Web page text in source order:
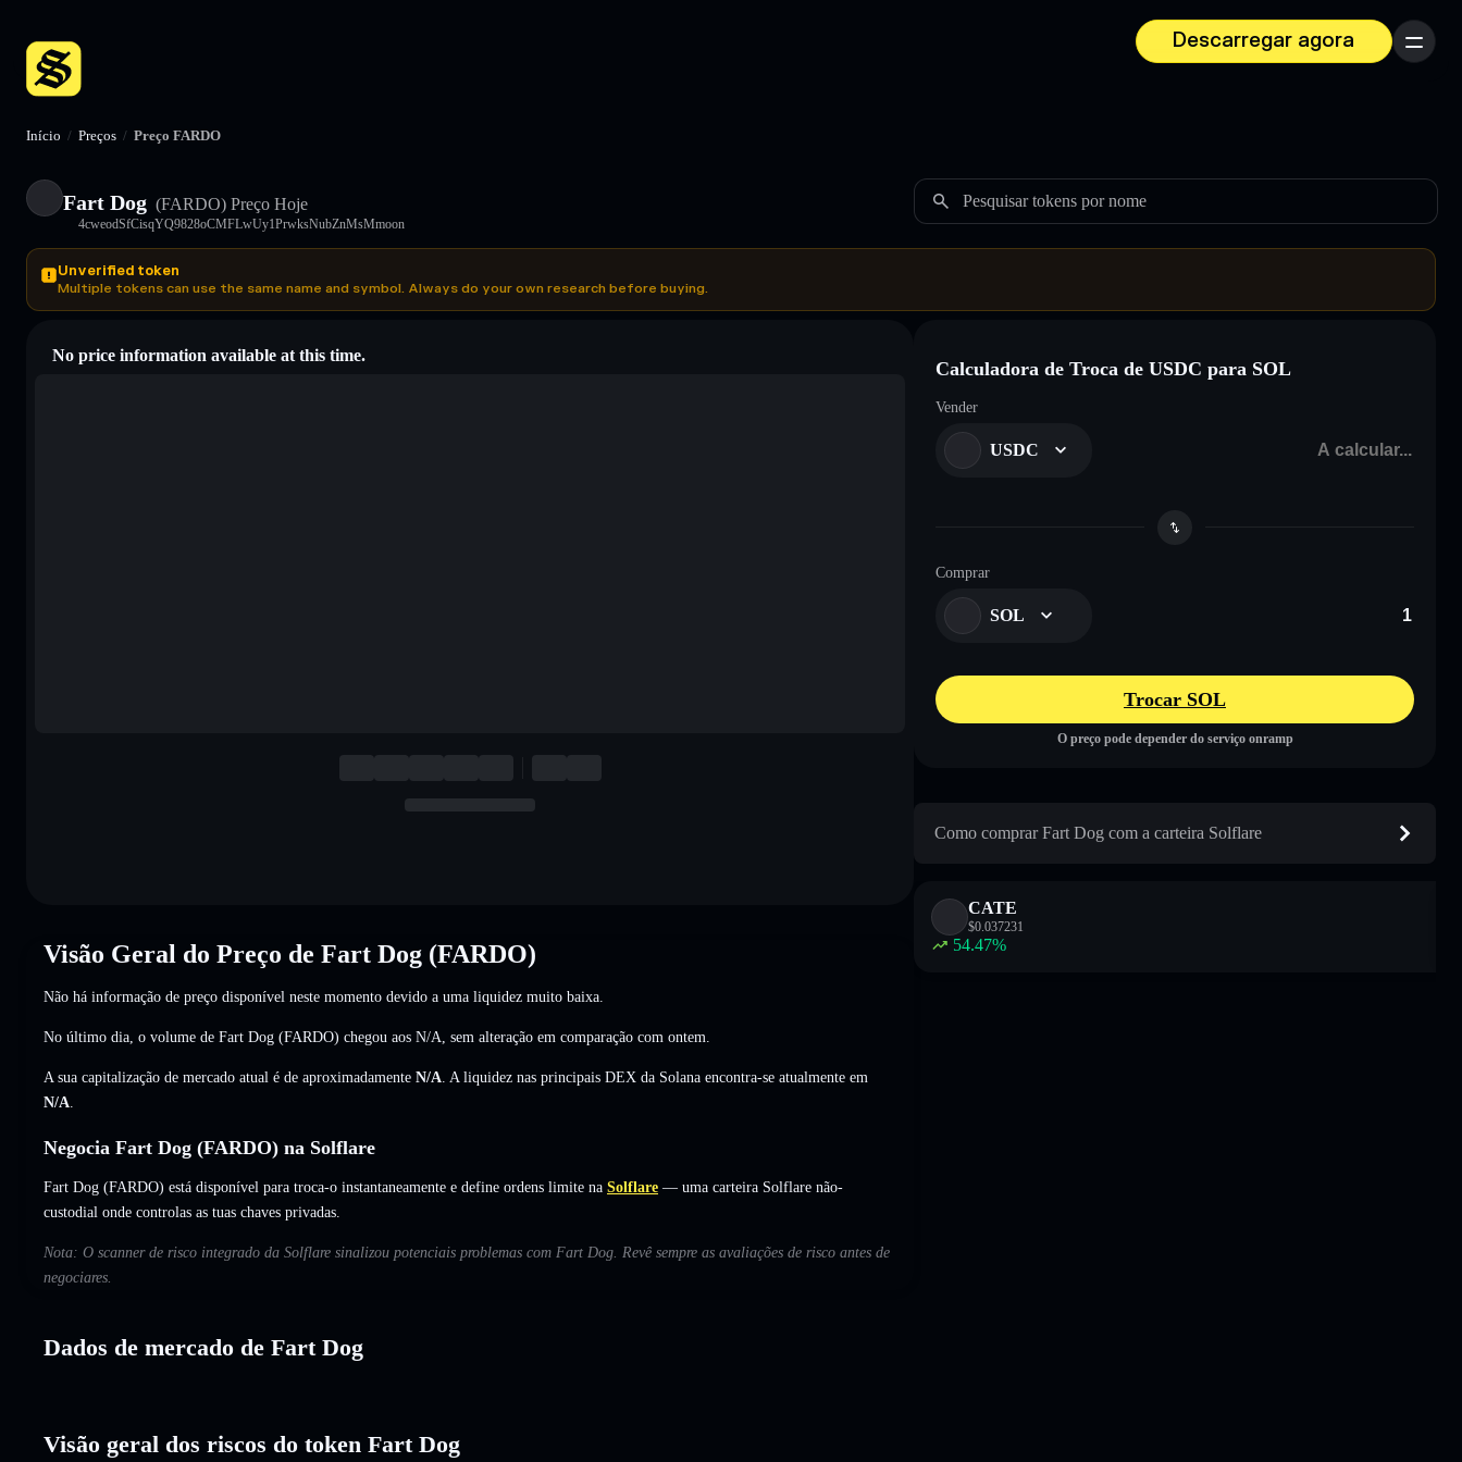
Descarregar agora
Menu
Início / Preços / Preço FARDO
Fart Dog (FARDO) Preço Hoje
4cweodSfCisqYQ9828oCMFLwUy1PrwksNubZnMsMmoon
Pesquisar tokens por nome
Unverified token
Multiple tokens can use the same name and symbol. Always do your own research before buying.
No price information available at this time.
Visão Geral do Preço de Fart Dog (FARDO)
Não há informação de preço disponível neste momento devido a uma liquidez muito baixa.
No último dia, o volume de Fart Dog (FARDO) chegou aos N/A sem alteração em comparação com ontem.
A sua capitalização de mercado atual é de aproximadamente N/A . A liquidez nas principais DEX da Solana encontra-se atualmente em
N/A
Negocia Fart Dog (FARDO) na Solflare
Fart Dog (FARDO) está disponível para troca-o instantaneamente e define ordens limite na Solflare — uma carteira Solflare não-
custodial onde controlas as tuas chaves privadas.
Nota: O scanner de risco integrado da Solflare sinalizou potenciais problemas com Fart Dog. Revê sempre as avaliações de risco antes de
negociares.
Dados de mercado de Fart Dog
Visão geral dos riscos do token Fart Dog
Calculadora de Troca de USDC para SOL
Vender
USDC
Comprar
SOL
Trocar SOL
O preço pode depender do serviço onramp
Como comprar Fart Dog com a carteira Solflare
CATE
$0.037231
54.47%